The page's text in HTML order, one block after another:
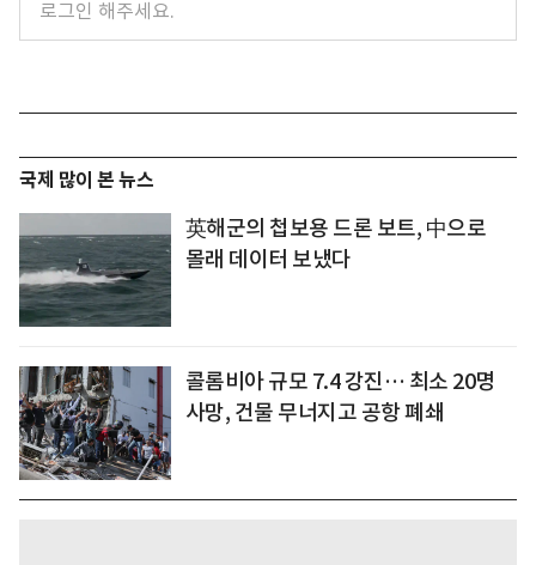
국제 많이 본 뉴스
英해군의 첩보용 드론 보트, 中으로
몰래 데이터 보냈다
콜롬비아 규모 7.4 강진… 최소 20명
사망, 건물 무너지고 공항 폐쇄